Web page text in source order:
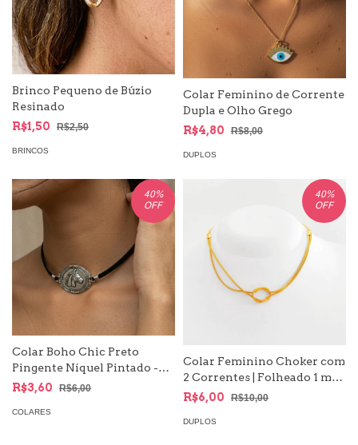
Brinco Pequeno de Búzio
Resinado
R$1,50
R$2,50
BRINCOS
Colar Feminino de Corrente
Dupla e Olho Grego
R$4,80
R$8,00
DUPLOS
40%
OFF
Colar Boho Chic Preto
Pingente Níquel Pintado -
Country
R$3,60 R$6,00
COLARES
40%
OFF
Colar Feminino Choker com
2 Correntes | Folheado 1 mm
| com garantia
R$6,00 R$10,00
DUPLOS